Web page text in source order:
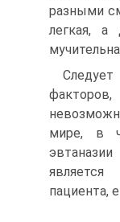
разными
легкая, а
мире, в
пациента,